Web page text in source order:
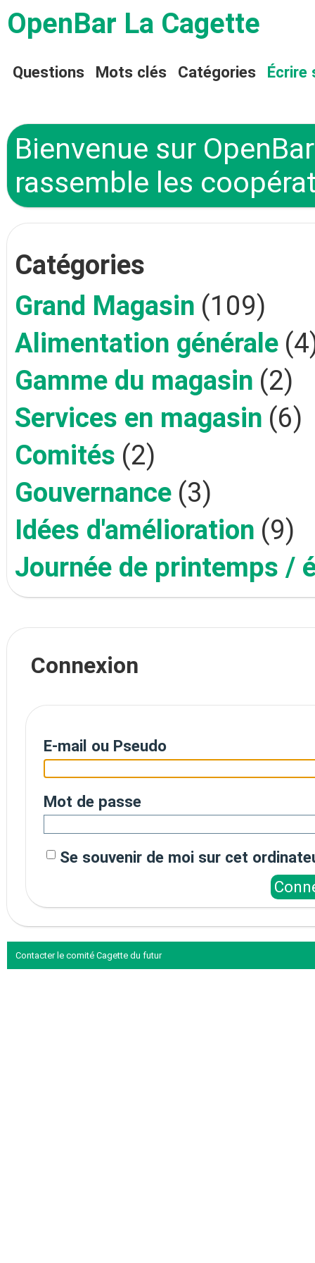
OpenBar La Cagette
Questions Mots clés Catégories Écrire
Bienvenue sur
rassemble les
Catégories
Grand Magasin (109)
Alimentation générale
Gamme du magasin (2)
Services en magasin (6)
Comités (2)
Gouvernance (3)
Idées d'amélioration (9)
Journée de printemps /
Connexion
E-mail ou Pseudo
Mot de passe
Se souvenir de moi sur cet
Contacter le comité Cagette du futur